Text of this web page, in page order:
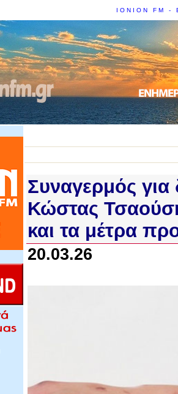
IONION FM -
Συναγερμός για
Κώστας
και τα μέτρα
20.03.26